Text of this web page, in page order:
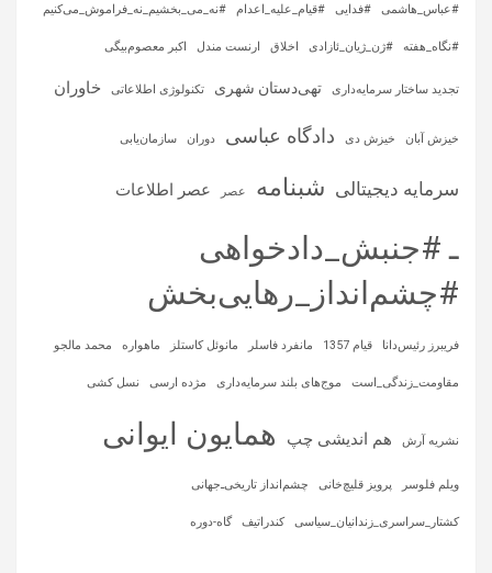
#عباس_هاشمی #فدایی #قیام_علیه_اعدام #نه_می_بخشیم_نه_فراموش_می‌کنیم
#نگاه_هفته #ژن_ژیان_ئازادی اخلاق ارنست مندل اکبر معصوم‌بیگی
تجدید ساختار سرمایه‌داری تهی‌دستان شهری تکنولوژی اطلاعاتی خاوران
خیزش آبان خیزش دی دادگاه عباسی دوران سازمان‌یابی
سرمایه‌ دیجیتالی شبنامه عصر عصر اطلاعات
ـ #جنبش_دادخواهی
#چشم‌انداز_رهایی‌بخش
فریبرز رئیس‌دانا قیام 1357 مانفرد فاسلر مانوئل کاستلز ماهواره‌ محمد مالجو
مقاومت_زندگی_است موج‌های بلند سرمایه‌داری مژده ارسی نسل کشی
نشریه آرش هم اندیشی چپ همایون ایوانی
ویلم فلوسر پرویز قلیچ‌خانی چشم‌انداز تاریخی‌ـ‌جهانی
کشتار_سراسری_زندانیان_سیاسی کندراتیف گاه-دوره